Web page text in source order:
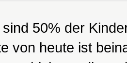
50% der
von heute ist